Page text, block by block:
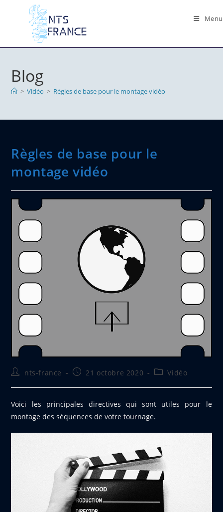
Menu
Blog
> Vidéo > Règles de base pour le montage vidéo
Règles de base pour le
montage vidéo
Auteur/autrice
la
publication :
nts-france
Publication
21 octobre 2020
PostVidéo
Voici les principales directives qui sont utiles pour le
montage des séquences de votre tournage.